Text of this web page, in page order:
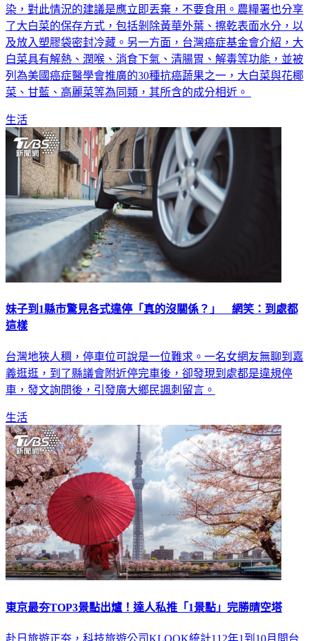
染，對此情況的建議是應立即丟棄，不要食用。農糧署也分享
了大白菜的保存方式，包括剝除黃華外葉、擦乾表面水分，以
及放入塑膠袋密封冷藏。另一方面，台灣癌症基金會介紹，大
白菜具有解熱、潤喉、消食下氣、清腸胃、解毒等功能，並被
列為美國癌症醫學會推廣的30種抗癌蔬果之一，大白菜與花椰
菜、甘藍、高麗菜等為同類，其所含的成分相近。
生活
妹子到1縣市驚見各式違停「真的沒關係？」 網笑：到處都
這樣
台灣地狹人稠，停車位可說是一位難求。一名女網友無聊到嘉
義逛逛，到了縣議會附近停完車後，卻發現到處都是違規停
車，發文詢問後，引發廣大鄉民諷刺留言。
生活
東京最夯TOP3景點出爐！達人私推「1景點」完勝晴空塔
赴日旅遊正夯，科技旅遊公司KLOOK統計112年1到10月間台